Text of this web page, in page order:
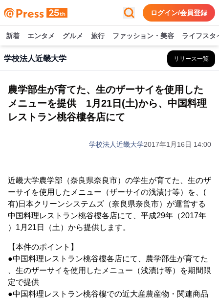
ログイン/会員登録
新着 エンタメ グルメ 旅行 ファッション・美容 ライフスタ
学校法人近畿大学 リリース一覧
農学部生が育てた、生のザーサイを使用した
メニューを提供 1月21日(土)から、中国料理
レストラン桃谷樓各店にて
学校法人近畿大学2017年1月16日 14:00
近畿大学農学部（奈良県奈良市）の学生が育てた、生のザ
ーサイを使用したメニュー（ザーサイの浅漬け等）を、(
有)日本クリーンシステムズ（奈良県奈良市）が運営する
中国料理レストラン桃谷樓各店にて、平成29年（2017年
）1月21日（土）から提供します。
【本件のポイント】
●中国料理レストラン桃谷樓各店にて、農学部生が育てた
、生のザーサイを使用したメニュー（浅漬け等）を期間限
定で提供
●中国料理レストラン桃谷樓での近大産農産物・関連商品